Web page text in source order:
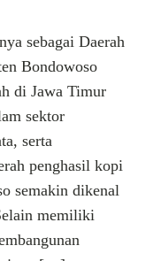
sebagai Daerah
Bondowoso
di Jawa Timur
sektor
serta
penghasil kopi
semakin dikenal
memiliki